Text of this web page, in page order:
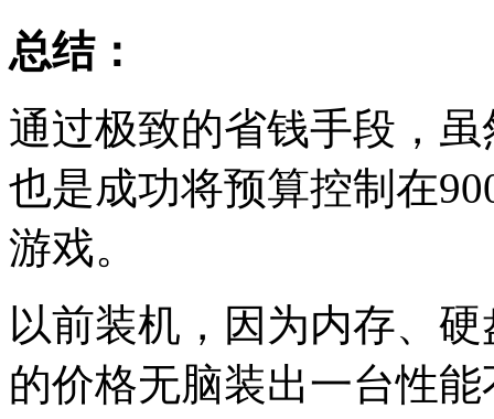
总结：
通过极致的省钱手段，
也是成功将预算控制在
游戏。
以前装机，因为内存、
的价格无脑装出一台性